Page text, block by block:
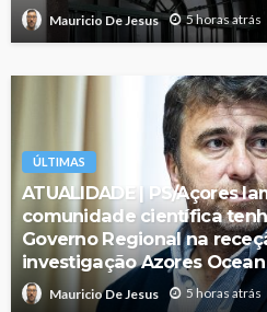
Mauricio De Jesus 5 horas atrás
ÚLTIMAS
ATUALIDADE | PS/Açores
comunidade científica
Governo Regional na
investigação Azores Ocean
Mauricio De Jesus 5 horas atrás